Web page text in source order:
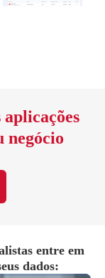
negócio
entre em
dados: